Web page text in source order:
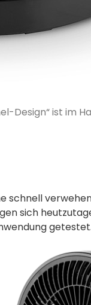
Design“ ist im
schnell
sich
getestet.